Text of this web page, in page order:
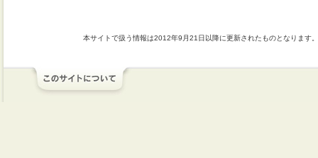
本サイトで扱う情報は2012年9月21日以降に更新されたものとなります